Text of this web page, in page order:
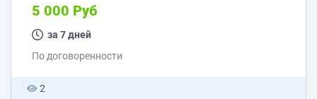
наш сайт сейчас звонизаходи.рф, владеете
информацией по автоматическом продвижение сайта
в поискавике, соц сетях обсудим отдельно.
5 000 Руб
за 7 дней
По договоренности
2